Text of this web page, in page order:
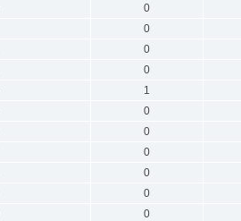
0
0
0
0
1
0
0
0
0
0
0